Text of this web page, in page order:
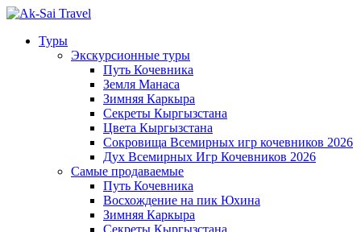
Туры
Экскурсионные туры
Путь Кочевника
Земля Манаса
Зимняя Каркыра
Секреты Кыргызстана
Цвета Кыргызстана
Сокровища Всемирных игр кочевников 2026
Дух Всемирных Игр Кочевников 2026
Самые продаваемые
Путь Кочевника
Восхождение на пик Юхина
Зимняя Каркыра
Секреты Кыргызстана